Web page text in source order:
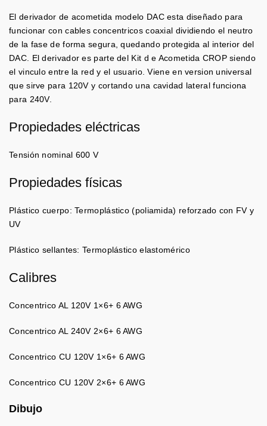
El derivador de acometida modelo DAC esta diseñado para
funcionar con cables concentricos coaxial dividiendo el neutro
de la fase de forma segura, quedando protegida al interior del
DAC. El derivador es parte del Kit d e Acometida CROP siendo
el vinculo entre la red y el usuario. Viene en version universal
que sirve para 120V y cortando una cavidad lateral funciona
para 240V.
Propiedades eléctricas
Tensión nominal 600 V
Propiedades físicas
Plástico cuerpo: Termoplástico (poliamida) reforzado con FV y
UV
Plástico sellantes: Termoplástico elastomérico
Calibres
Concentrico AL 120V 1×6+ 6 AWG
Concentrico AL 240V 2×6+ 6 AWG
Concentrico CU 120V 1×6+ 6 AWG
Concentrico CU 120V 2×6+ 6 AWG
Dibujo